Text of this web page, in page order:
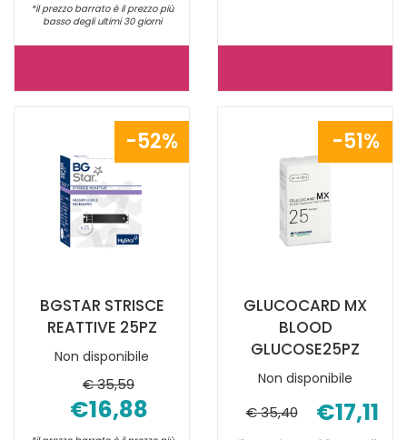
*il prezzo barrato è il prezzo più
basso degli ultimi 30 giorni
GLICEMIA
25STR NON
È
DISPONIBILE
LANCETTE
25PZ NON
È
DISPONIBILE
BGSTAR STRISCE
REATTIVE 25PZ
Non disponibile
52%
€ 35,59
€16,88
GLUCOCARD MX
BLOOD
GLUCOSE25PZ
Non disponibile
51%
€ 35,40 €17,11